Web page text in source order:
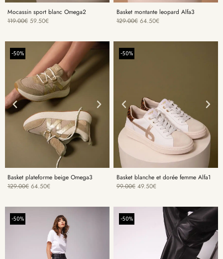
Mocassin sport blanc Omega2
119.00€ 59.50€
Basket montante leopard Alfa3
129.00€ 64.50€
-50%
Basket plateforme beige Omega3
129.00€ 64.50€
-50%
Basket blanche et dorée femme Alfa1
99.00€ 49.50€
-50% -50%